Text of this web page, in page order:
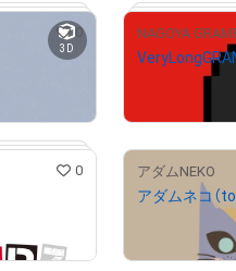
# 501/675
# 93/1000
3D
0
0 アダムNEKO
アダムネコ（